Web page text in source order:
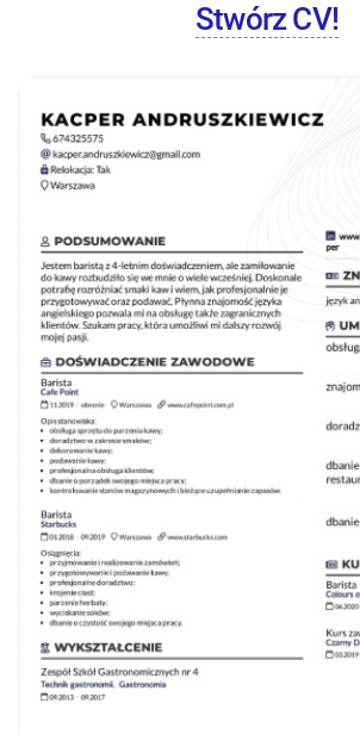
Stwórz CV!